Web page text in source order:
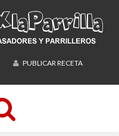
PUBLICAR RECETA